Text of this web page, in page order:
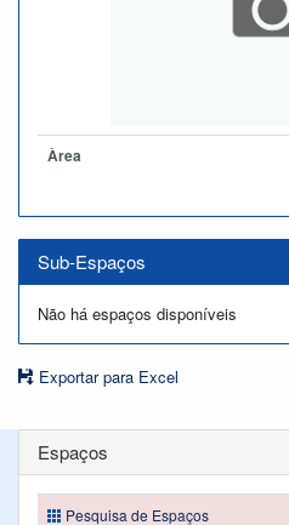
Àrea
Sub-Espaços
Não há espaços disponíveis
Exportar para Excel
Espaços
Pesquisa de Espaços